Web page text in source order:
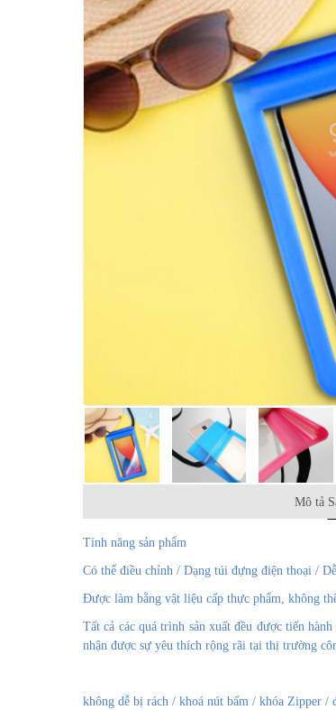
Mô tả
Tính năng sản phẩm
Có thể điều chỉnh / Dạng túi đựng điện thoại / Dễ
Được làm bằng vật liệu cấp thực phẩm, không
Tất cả các quá trình sản xuất đều được tiến
nhận được sự yêu thích rộng rãi tại thị trường
không dễ bị rách / khoá nút bấm / khóa Zipper /